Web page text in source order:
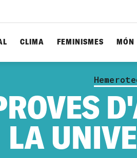
CLIMA FEMINISMES MÓN
LA